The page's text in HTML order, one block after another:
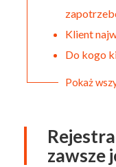
Klient
Do kogo
Pokaż
zawsze